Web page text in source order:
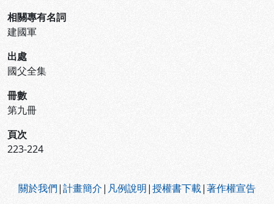
相關專有名詞
建國軍
出處
國父全集
冊數
第九冊
頁次
223-224
關於我們|計畫簡介| 凡例說明|授權書下載|著作權宣告